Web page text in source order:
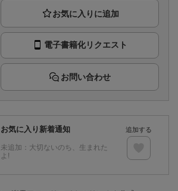
電子書籍化リクエスト
お問い合わせ
お気に入り新着通知
未追加： 大切ないのち、生まれた
よ!
追加する